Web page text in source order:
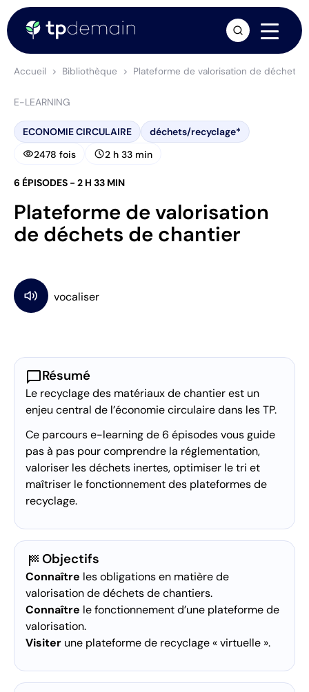
Accueil Bibliothèque Plateforme de valorisation de déchets
E-LEARNING
ECONOMIE CIRCULAIRE déchets/recyclage*
visibility2478 fois schedule2 h 33 min
6 ÉPISODES - 2 H 33 MIN
Plateforme de valorisation
de déchets de chantier
chat_bubbleRésumé
Le recyclage des matériaux de chantier est un
enjeu central de l’économie circulaire dans les TP.
Ce parcours e-learning de 6 épisodes vous guide
pas à pas pour comprendre la réglementation,
valoriser les déchets inertes, optimiser le tri et
maîtriser le fonctionnement des plateformes de
recyclage.
sports_score Objectifs
Connaître les obligations en matière de
valorisation de déchets de chantiers.
Connaître le fonctionnement d’une plateforme de
valorisation.
Visiter une plateforme de recyclage « virtuelle ».
arrow_forward